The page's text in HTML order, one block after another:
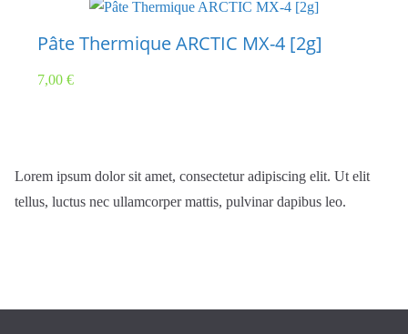
Pâte Thermique ARCTIC MX-4 [2g]
7,00 €
Lorem ipsum dolor sit amet, consectetur adipiscing elit. Ut elit
tellus, luctus nec ullamcorper mattis, pulvinar dapibus leo.